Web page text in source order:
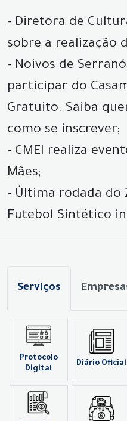
- Diretora de
sobre a realização
- Noivos de
participar do
Gratuito. Saiba
como se inscrever;
- CMEI realiza
Mães;
- Última rodada do
Futebol Sintético
Serviços
Protocolo
Digital
Diário Oficial